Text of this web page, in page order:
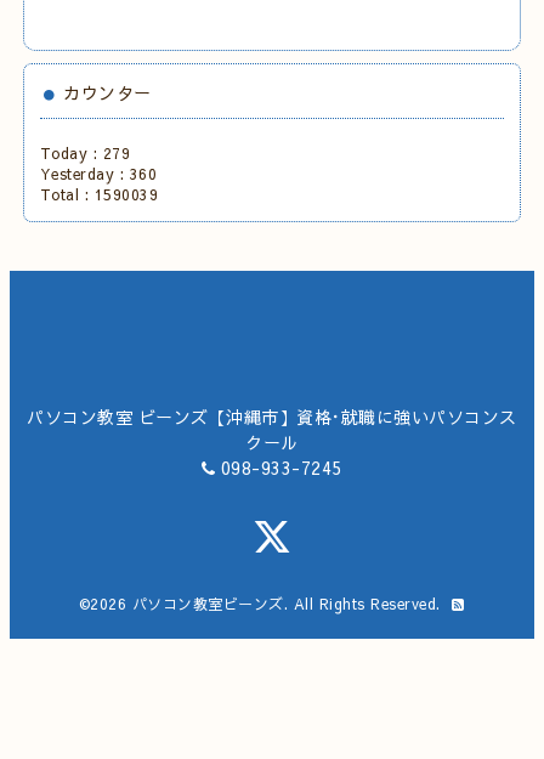
カウンター
Today : 279
Yesterday : 360
Total : 1590039
パソコン教室 ビーンズ【沖縄市】資格･就職に強いパソコンス
クール
098-933-7245
©2026 パソコン教室ビーンズ. All Rights Reserved.